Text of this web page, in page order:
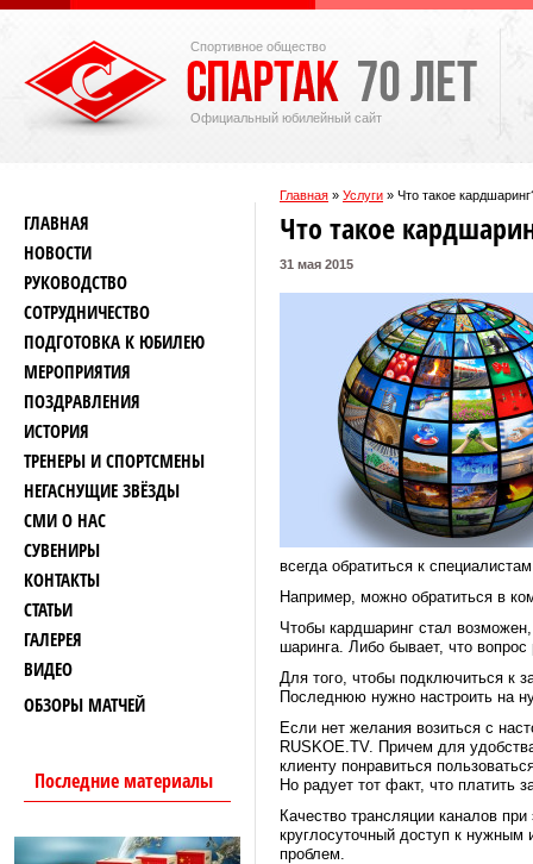
Спортивное общество
Официальный юбилейный сайт
Главная » Услуги » Что такое
ГЛАВНАЯ
НОВОСТИ
РУКОВОДСТВО
СОТРУДНИЧЕСТВО
ПОДГОТОВКА К ЮБИЛЕЮ
МЕРОПРИЯТИЯ
ПОЗДРАВЛЕНИЯ
ИСТОРИЯ
ТРЕНЕРЫ И СПОРТСМЕНЫ
НЕГАСНУЩИЕ ЗВЁЗДЫ
СМИ О НАС
СУВЕНИРЫ
КОНТАКТЫ
СТАТЬИ
ГАЛЕРЕЯ
ВИДЕО
ОБЗОРЫ МАТЧЕЙ
Последние материалы
Что такое
31 мая 2015
всегда обратиться к
Например, можно обратиться в
Чтобы кардшаринг стал
шаринга. Либо бывает, что
Для того, чтобы подключиться к
Последнюю нужно настроить на
Если нет желания возиться с
RUSKOE.TV. Причем для
клиенту понравиться
Но радует тот факт, что платить
Качество трансляции каналов
круглосуточный доступ к нужным
проблем.